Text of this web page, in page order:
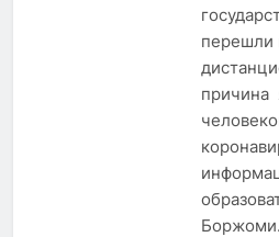
перешли
причина